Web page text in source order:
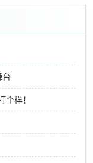
样！